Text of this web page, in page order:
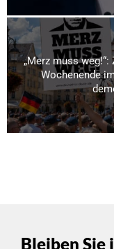
„Merz muss
Wochenende
Bleiben